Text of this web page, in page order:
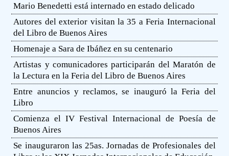
Mario Benedetti está internado en estado delicado
Autores del exterior visitan la 35 a Feria Internacional
del Libro de Buenos Aires
Homenaje a Sara de Ibáñez en su centenario
Artistas y comunicadores participarán del Maratón de
la Lectura en la Feria del Libro de Buenos Aires
Entre anuncios y reclamos, se inauguró la Feria del
Libro
Comienza el IV Festival Internacional de Poesía de
Buenos Aires
Se inauguraron las 25as. Jornadas de Profesionales del